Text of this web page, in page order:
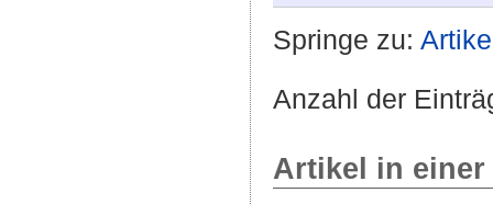
Springe zu:
Anzahl der
Artikel in